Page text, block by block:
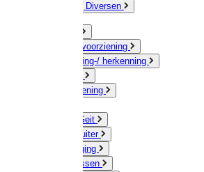
Afrastering Diversen
Drinkwatervoorziening
Veemarkering-/ herkenning
Voervoorziening
Schaap / Geit
Paard & Ruiter
Veeverzorging
Scheermessen